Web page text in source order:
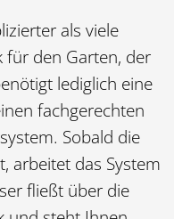
als viele
für den Garten, der
lediglich eine
fachgerechten
Sobald die
arbeitet das System
fließt über die